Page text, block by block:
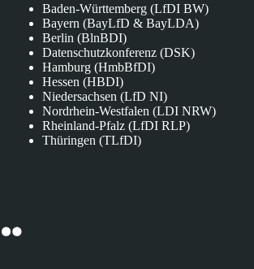
Baden-Württemberg (LfDI BW)
Bayern (BayLfD & BayLDA)
Berlin (BlnBDI)
Datenschutzkonferenz (DSK)
Hamburg (HmbBfDI)
Hessen (HBDI)
Niedersachsen (LfD NI)
Nordrhein-Westfalen (LDI NRW)
Rheinland-Pfalz (LfDI RLP)
Thüringen (TLfDI)